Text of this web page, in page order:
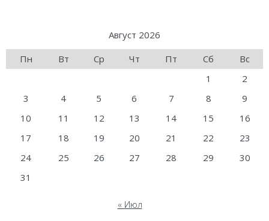
Август 2026
Пн
Вт Ср Чт Пт Сб
Вс
1
2
3
4 5 6 7 8
9
10
11 12 13 14 15
16
17
18 19 20 21 22
23
24
25 26 27 28 29
30
31
« Июл